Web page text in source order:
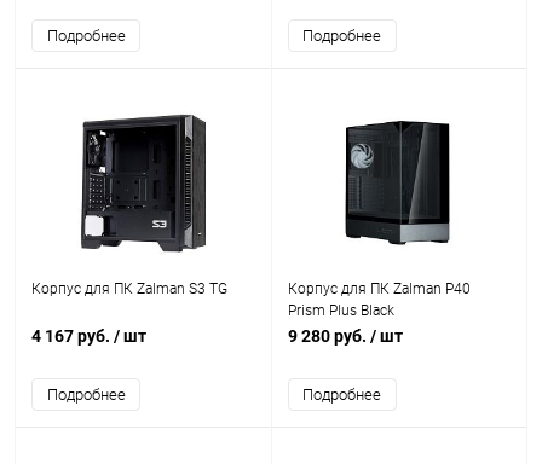
Подробнее Подробнее
Корпус для ПК Zalman S3 TG
4 167 руб. / шт
Подробнее
Корпус для ПК Zalman P40
Prism Plus Black
9 280 руб. / шт
Подробнее